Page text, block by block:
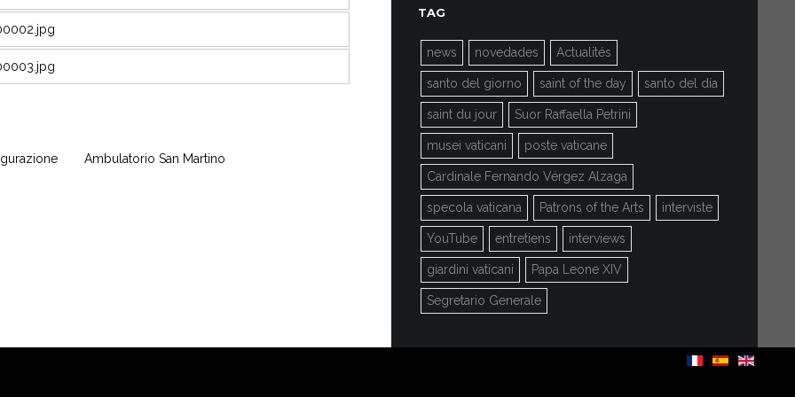
Ambulatorio San Martino
TAG
news novedades Actualités
santo del giorno saint of the day santo del día
saint du jour Suor Raffaella Petrini
musei vaticani poste vaticane
Cardinale Fernando Vérgez Alzaga
specola vaticana Patrons of the Arts interviste
YouTube entretiens interviews
giardini vaticani Papa Leone XIV
Segretario Generale